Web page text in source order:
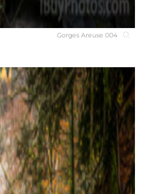
Gorges Areuse 004